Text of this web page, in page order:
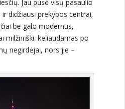
Jau pusė visų pasaulio
didžiausi prekybos centrai,
be galo modernūs,
milžiniški: keliaudamas po
negirdėjai, nors jie –